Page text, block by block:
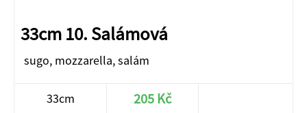
33cm 10. Salámová
sugo, mozzarella, salám
33cm 205 Kč